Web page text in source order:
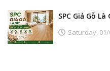
Saturday,